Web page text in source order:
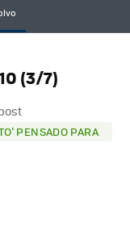
(3/7)
PENSADO PARA